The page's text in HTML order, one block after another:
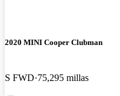
2020 MINI Cooper Clubman
S FWD 75,295 millas